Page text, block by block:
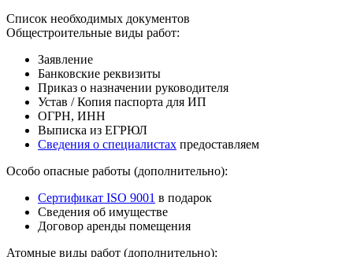
Список необходимых документов
Общестроительные виды работ:
Заявление
Банковские реквизиты
Приказ о назначении руководителя
Устав / Копия паспорта для ИП
ОГРН, ИНН
Выписка из ЕГРЮЛ
Сведения о специалистах предоставляем
Особо опасные работы (дополнительно):
Сертификат ISO 9001 в подарок
Сведения об имуществе
Договор аренды помещения
Атомные виды работ (дополнительно):